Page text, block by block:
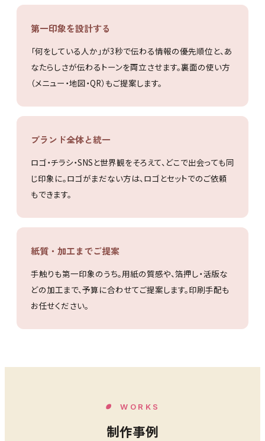
第一印象を設計する
「何をしている人か」が3秒で伝わる情報の優先順位と、あ
なたらしさが伝わるトーンを両立させます。裏面の使い方
（メニュー・地図・QR）もご提案します。
ブランド全体と統一
ロゴ・チラシ・SNSと世界観をそろえて、どこで出会っても同
じ印象に。ロゴがまだない方は、ロゴとセットでのご依頼
もできます。
紙質・加工までご提案
手触りも第一印象のうち。用紙の質感や、箔押し・活版な
どの加工まで、予算に合わせてご提案します。印刷手配も
お任せください。
WORKS
制作事例